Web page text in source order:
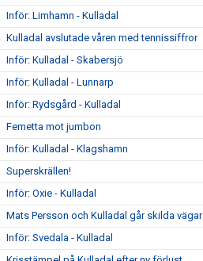
Inför: Limhamn - Kulladal
Kulladal avslutade våren med tennissiffror
Inför: Kulladal - Skabersjö
Inför: Kulladal - Lunnarp
Inför: Rydsgård - Kulladal
Femetta mot jumbon
Inför: Kulladal - Klagshamn
Superskrällen!
Inför: Oxie - Kulladal
Mats Persson och Kulladal går skilda vägar
Inför: Svedala - Kulladal